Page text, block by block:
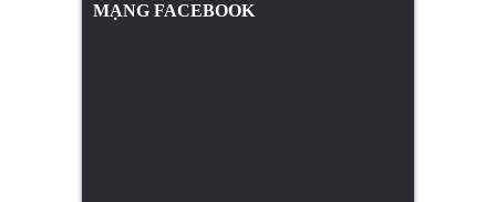
MẠNG FACEBOOK